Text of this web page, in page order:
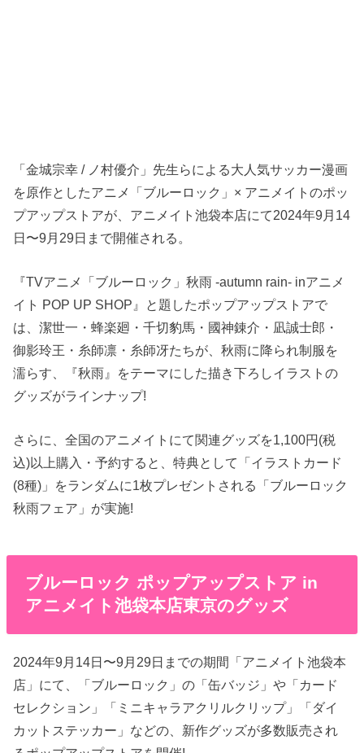
「金城宗幸 / ノ村優介」先生らによる大人気サッカー漫画
を原作としたアニメ「ブルーロック」× アニメイトのポッ
プアップストアが、アニメイト池袋本店にて2024年9月14
日〜9月29日まで開催される。
『TVアニメ「ブルーロック」秋雨 -autumn rain- inアニメ
イト POP UP SHOP』と題したポップアップストアで
は、潔世一・蜂楽廻・千切豹馬・國神錬介・凪誠士郎・
御影玲王・糸師凛・糸師冴たちが、秋雨に降られ制服を
濡らす、『秋雨』をテーマにした描き下ろしイラストの
グッズがラインナップ!
さらに、全国のアニメイトにて関連グッズを1,100円(税
込)以上購入・予約すると、特典として「イラストカード
(8種)」をランダムに1枚プレゼントされる「ブルーロック
秋雨フェア」が実施!
ブルーロック ポップアップストア in
アニメイト池袋本店東京のグッズ
2024年9月14日〜9月29日までの期間「アニメイト池袋本
店」にて、「ブルーロック」の「缶バッジ」や「カード
セレクション」「ミニキャラアクリルクリップ」「ダイ
カットステッカー」などの、新作グッズが多数販売され